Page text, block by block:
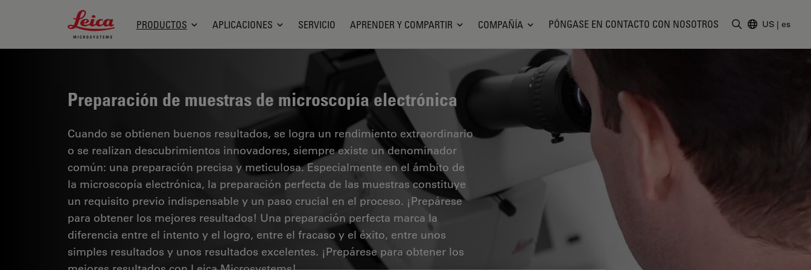
Leica Microsystems Logo
PRODUCTOS APLICACIONES SERVICIO APRENDER Y COMPARTIR COMPAÑÍA PÓNGASE EN CONTACTO CON NOSOTROS US | es
Preparación de muestras de microscopía electrónica
Cuando se obtienen buenos resultados, se logra un rendimiento extraordinario
o se realizan descubrimientos innovadores, siempre existe un denominador
común: una preparación precisa y meticulosa. Especialmente en el ámbito de
la microscopía electrónica, la preparación perfecta de las muestras constituye
un requisito previo indispensable y un paso crucial en el proceso. ¡Prepárese
para obtener los mejores resultados! Una preparación perfecta marca la
diferencia entre el intento y el logro, entre el fracaso y el éxito, entre unos
simples resultados y unos resultados excelentes. ¡Prepárese para obtener los